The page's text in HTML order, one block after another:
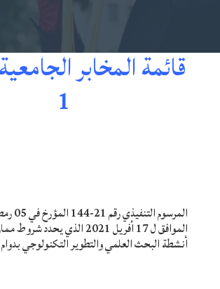
قائمة المخابر
1
الموافق ل 17 أفريل 2021 الذي
أنشطة البحث العلمي والتطوير التكنولوجي